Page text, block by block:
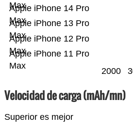
Apple iPhone 11 Pro
Max
Apple iPhone 12 Pro
Max
Apple iPhone 13 Pro
Max
Apple iPhone 14 Pro
Max
Max
2000
Velocidad de carga (mAh/mn)
Superior es mejor